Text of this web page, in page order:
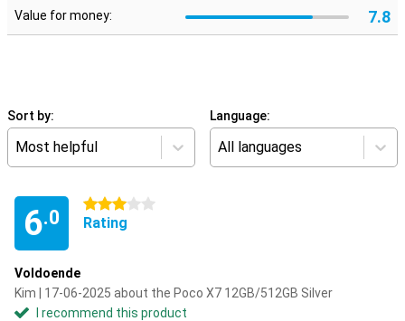
Value for money: 7.8
Sort by:
Most helpful
Language:
All languages
6.0
3 stars
Rating
Voldoende
Kim | 17-06-2025 about the Poco X7 12GB/512GB Silver
I recommend this product